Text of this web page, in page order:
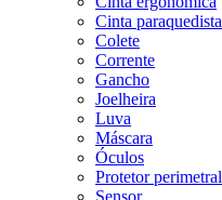
Cinta paraquedista
Colete
Corrente
Gancho
Joelheira
Luva
Máscara
Óculos
Protetor perimetral
Sensor